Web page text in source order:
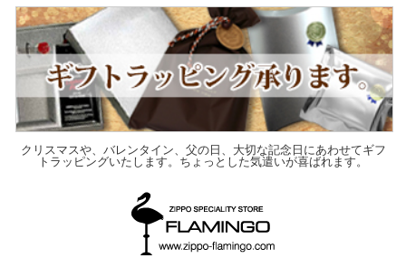
クリスマスや、バレンタイン、父の日、大切な記念日にあわせてギフ
トラッピングいたします。ちょっとした気遣いが喜ばれます。